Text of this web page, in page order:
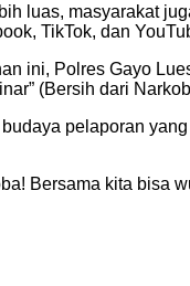
luas, masyarakat
TikTok, dan
ini, Polres Gayo
(Bersih dari
pelaporan
Bersama kita bisa